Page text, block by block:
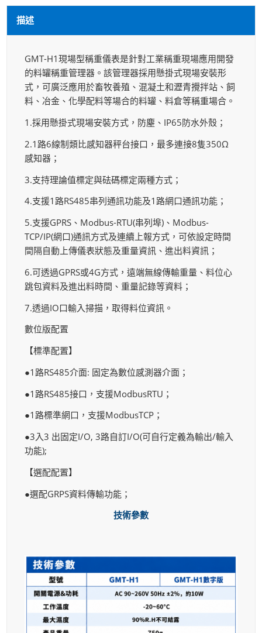
描述
GMT-H1現場型稱重儀表是針對工業稱重現場應用開發
的料罐稱重管理器。該管理器採用懸掛式現場安裝形
式，可廣泛應用於畜牧養殖、混凝土和瀝青攪拌站、飼
料、冶金、化學配料等場合的料罐、料倉等稱重場合。
1.採用懸掛式現場安裝方式，防塵、IP65防水外殼；
2.1路6線制類比感知器秤台接口，最多連接8隻350Ω
感知器；
3.支持理論值標定與砝碼標定兩種方式；
4.支援1路RS485串列通訊功能及1路網口通訊功能；
5.支援GPRS、Modbus-RTU(串列埠)、Modbus-
TCP/IP(網口)通訊方式及連續上報方式，可依設定時間
間隔自動上傳儀表狀態及重量資訊、進出料資訊；
6.可透過GPRS或4G方式，遠端無線傳輸重量、料位心
跳包資料及進出料時間、重量記錄等資料；
7.透過IO口輸入掃描，取得料位資訊。
數位版配置
【標準配置】
●1路RS485介面: 固定為數位感測器介面；
●1路RS485接口，支援ModbusRTU；
●1路標準網口，支援ModbusTCP；
●3入3 出固定I/O, 3路自訂I/O(可自行定義為輸出/輸入
功能);
【選配配置】
●選配GRPS資料傳輸功能；
技術參數